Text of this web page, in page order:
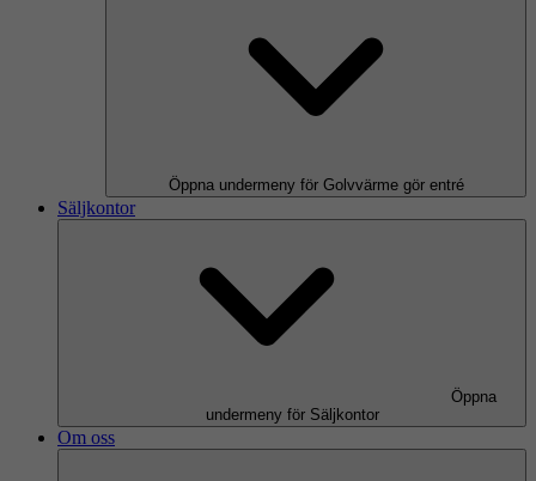
Öppna undermeny för Golvvärme gör entré
Säljkontor
Öppna
undermeny för Säljkontor
Om oss